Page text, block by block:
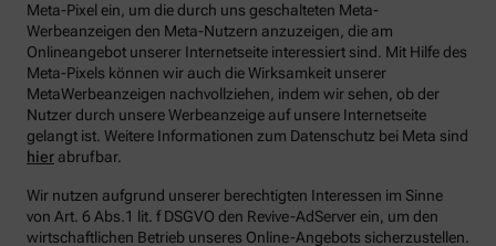
Meta-Pixel ein, um die durch uns geschalteten Meta-
Werbeanzeigen den Meta-Nutzern anzuzeigen, die am
Onlineangebot unserer Internetseite interessiert sind. Mit Hilfe des
Meta-Pixels können wir auch die Wirksamkeit unserer
MetaWerbeanzeigen nachvollziehen, indem wir sehen, ob der
Nutzer durch unsere Werbeanzeige auf unsere Internetseite
gelangt ist. Weitere Informationen zum Datenschutz bei Meta sind
hier abrufbar.
Wir nutzen aufgrund unserer berechtigten Interessen im Sinne
von Art. 6 Abs.1 lit. f DSGVO den Revive-AdServer ein, um den
wirtschaftlichen Betrieb unseres Online-Angebots sicherzustellen.